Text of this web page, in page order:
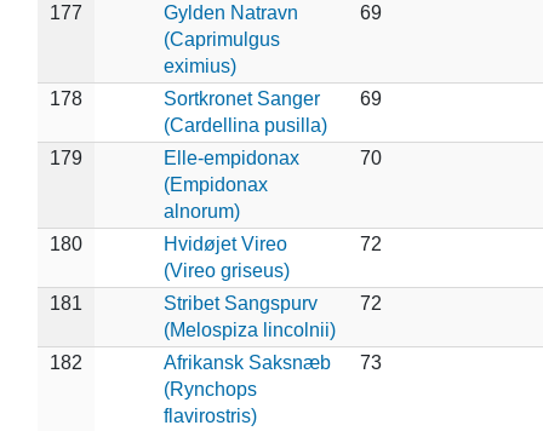
177
Gylden Natravn
(Caprimulgus
eximius)
69
178
Sortkronet Sanger
(Cardellina pusilla)
69
179
Elle-empidonax
(Empidonax
alnorum)
70
180
Hvidøjet Vireo
(Vireo griseus)
72
181
Stribet Sangspurv
(Melospiza lincolnii)
72
182
Afrikansk Saksnæb
(Rynchops
flavirostris)
73